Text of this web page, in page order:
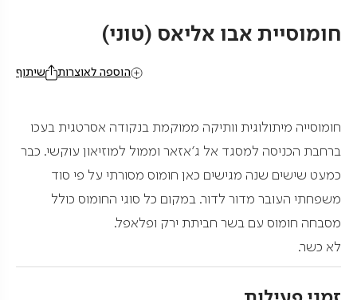
חומוסיית אבו אליאס (טוני)
שיתוף הוספה לאוצרות
חומוסייה מיתולוגית וותיקה ממוקמת בנקודה אסרטגית בעכו
ברחבת הכניסה למסגד אל ג'אזאר וממול למוזיאון עוקשי. כבר
כמעט שישים שנה מגישים כאן חומוס מסורתי על פי סוד
משפחתי העובר מדור לדור. במקום כל סוגי החומוס כולל
מסבחה חומוס עם בשר חביתת ירק ופלאפל.
לא כשר.